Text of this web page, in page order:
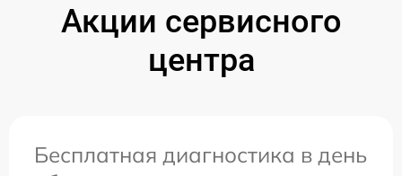
Акции сервисного
центра
Бесплатная диагностика в день